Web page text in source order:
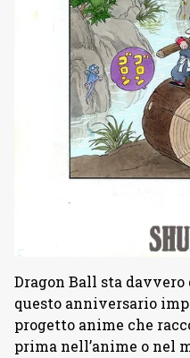
Dragon Ball sta
questo anniversario
progetto anime che
prima nell’anime o nel